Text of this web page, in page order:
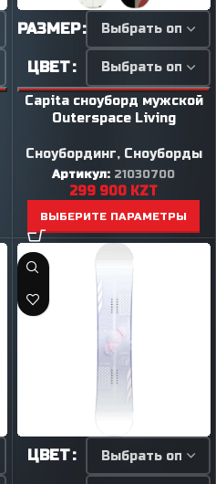
РАЗМЕР
ЦВЕТ
Capita сноуборд мужской
Outerspace Living
Сноубординг, Сноуборды
Артикул: 21030700
299 900 KZT
ВЫБЕРИТЕ ПАРАМЕТРЫ
ЦВЕТ